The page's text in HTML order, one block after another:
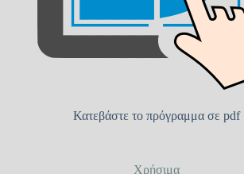
Κατεβάστε το πρόγραμμα σε pdf
Χρήσιμα